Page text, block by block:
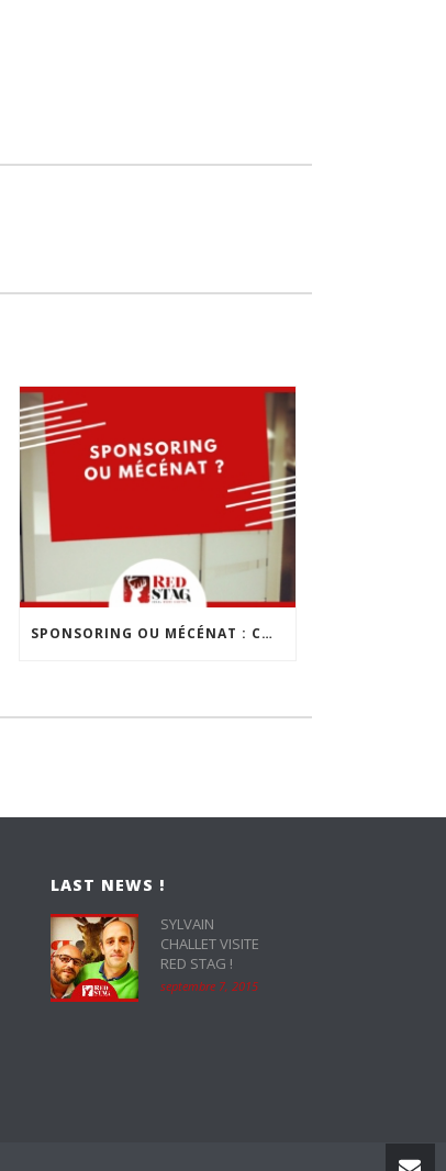
SPONSORING OU MÉCÉNAT : COMMENT CHOISIR ?
LAST NEWS !
SYLVAIN
CHALLET VISITE
RED STAG !
septembre 7, 2015